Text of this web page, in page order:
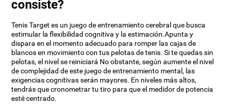
consiste?
Tenis Target es un juego de entrenamiento cerebral que busca
estimular la flexibilidad cognitiva y la estimación.Apunta y
dispara en el momento adecuado para romper las cajas de
blancos en movimiento con tus pelotas de tenis. Si te quedas sin
pelotas, el nivel se reiniciará No obstante, según aumente el nivel
de complejidad de este juego de entrenamiento mental, las
exigencias cognitivas serán mayores. En niveles más altos,
tendrás que cronometrar tu tiro para que el medidor de potencia
esté centrado.